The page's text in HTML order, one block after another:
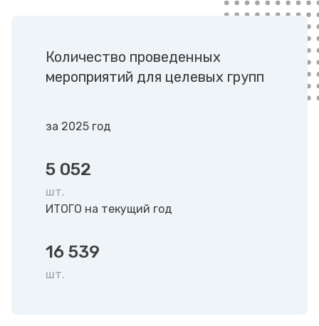
Количество проведенных
мероприятий для целевых групп
за 2025 год
5 052
шт.
ИТОГО на текущий год
16 539
шт.